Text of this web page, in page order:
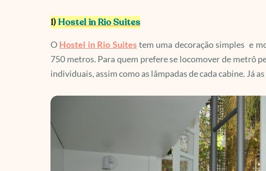
1)Hostel in Rio Suites
O Hostel in Rio Suites tem uma decoração simples e
750 metros. Para quem prefere se locomover de metrô
individuais, assim como as lâmpadas de cada cabine. Já